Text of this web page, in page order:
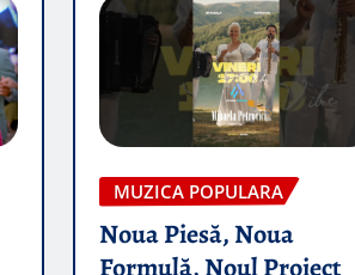
MUZICA POPULARA
Noua Piesă, Noua